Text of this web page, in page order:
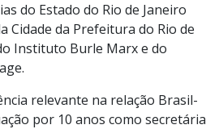
do Estado do Rio de Janeiro
Cidade da Prefeitura do Rio de
Instituto Burle Marx e do
relevante na relação Brasil-
por 10 anos como secretária